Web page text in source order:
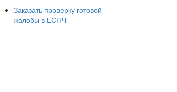
Заказать проверку готовой
жалобы в ЕСПЧ